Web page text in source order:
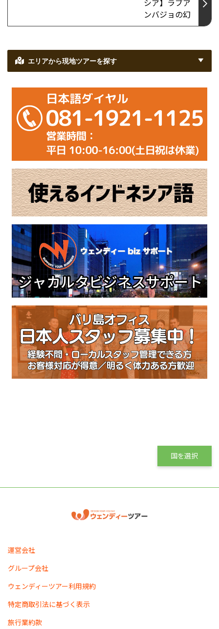
エリアから現地ツアーを探す
国を選択
運営会社
グループ会社
ウェンディーツアー利用規約
特定商取引法に基づく表示
旅行業約款